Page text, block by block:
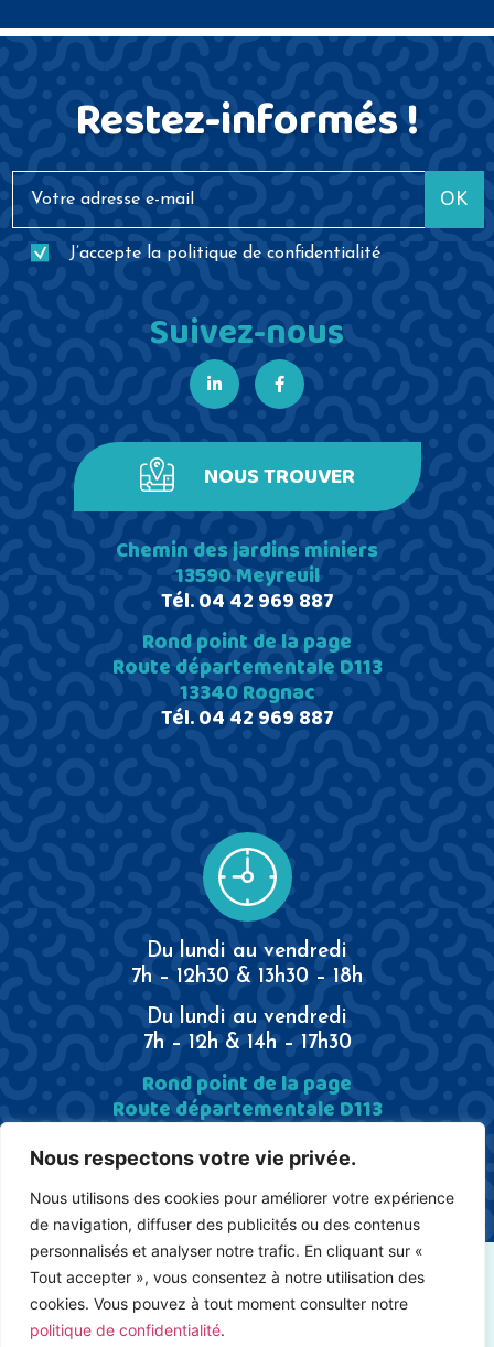
Nous respectons votre vie privée.
Nous utilisons des cookies pour améliorer votre expérience
de navigation, diffuser des publicités ou des contenus
personnalisés et analyser notre trafic. En cliquant sur «
Tout accepter », vous consentez à notre utilisation des
cookies. Vous pouvez à tout moment consulter notre
politique de confidentialité.
Du lundi au vendredi
7h – 12h30 & 13h30 – 18h
Du lundi au vendredi
7h – 12h & 14h – 17h30
Rond point de la page
Route départementale D113
Tél.04 42 969 887
Restez-informés !
J’accepte la politique de confidentialité
OK
Suivez-nous
NOUS TROUVER
Chemin des jardins miniers
13590 Meyreuil
Tél.04 42 969 887
Rond point de la page
Route départementale D113
13340 Rognac
Tél.04 42 969 887
CGV
RGPD
MENTIONS LÉGALES